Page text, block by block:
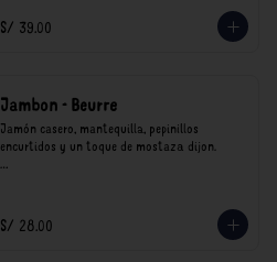
S/ 39.00
Jambon - Beurre
Jamón casero, mantequilla, pepinillos
encurtidos y un toque de mostaza dijon.
consumo.
S/ 28.00